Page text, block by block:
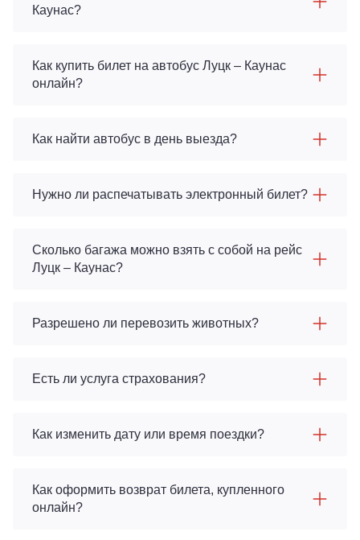
Каунас?
Как купить билет на автобус Луцк – Каунас
онлайн?
Как найти автобус в день выезда?
Нужно ли распечатывать электронный билет?
Сколько багажа можно взять с собой на рейс
Луцк – Каунас?
Разрешено ли перевозить животных?
Есть ли услуга страхования?
Как изменить дату или время поездки?
Как оформить возврат билета, купленного
онлайн?